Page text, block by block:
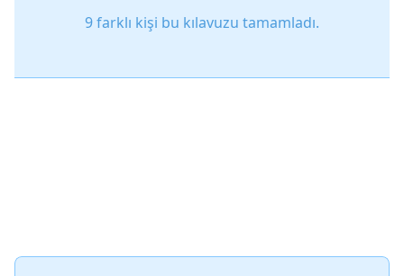
9 farklı kişi bu kılavuzu tamamladı.